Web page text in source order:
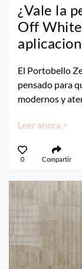
¿Vale la
Off
El Portobello
pensado para
modernos y
Leer ahora >
0 Compartir